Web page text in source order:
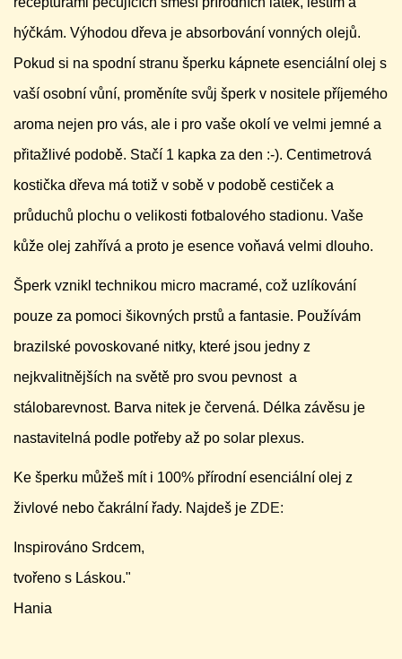
hýčkám. Výhodou dřeva je absorbování vonných olejů.
Pokud si na spodní stranu šperku kápnete esenciální olej s
vaší osobní vůní, proměníte svůj šperk v nositele příjemého
aroma nejen pro vás, ale i pro vaše okolí ve velmi jemné a
přitažlivé podobě. Stačí 1 kapka za den :-). Centimetrová
kostička dřeva má totiž v sobě v podobě cestiček a
průduchů plochu o velikosti fotbalového stadionu. Vaše
kůže olej zahřívá a proto je esence voňavá velmi dlouho.
Šperk vznikl technikou micro macramé, což uzlíkování
pouze za pomoci šikovných prstů a fantasie. Používám
brazilské povoskované nitky, které jsou jedny z
nejkvalitnějších na světě pro svou pevnost a
stálobarevnost. Barva nitek je červená. Délka závěsu je
nastavitelná podle potřeby až po solar plexus.
Ke šperku můžeš mít i 100% přírodní esenciální olej z
živlové nebo čakrální řady. Najdeš je ZDE:
Inspirováno Srdcem,
tvořeno s Láskou."
Hania